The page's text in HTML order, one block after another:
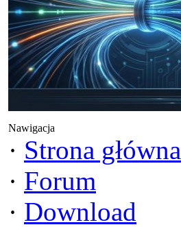
Nawigacja
· Strona główna
· Forum
· Download